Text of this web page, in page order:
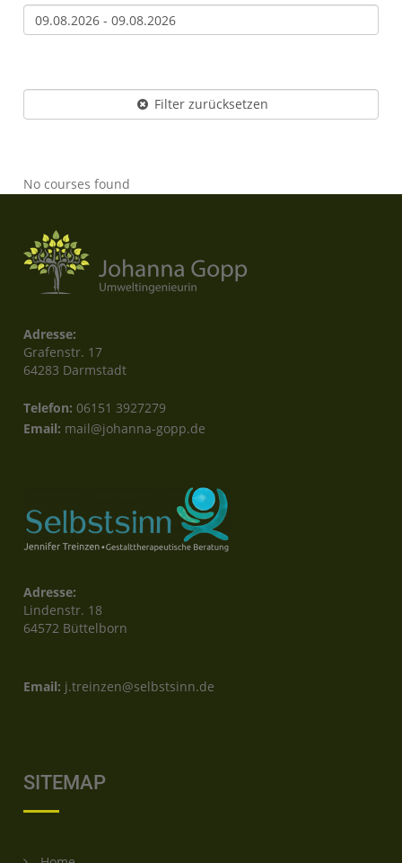
Filter zurücksetzen
No courses found
Adresse:
Grafenstr. 17
64283 Darmstadt
Telefon: 06151 3927279
Email: mail@johanna-gopp.de
Adresse:
Lindenstr. 18
64572 Büttelborn
Email: j.treinzen@selbstsinn.de
SITEMAP